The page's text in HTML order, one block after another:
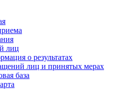
лиц
о результатах
лиц и принятых мерах
база